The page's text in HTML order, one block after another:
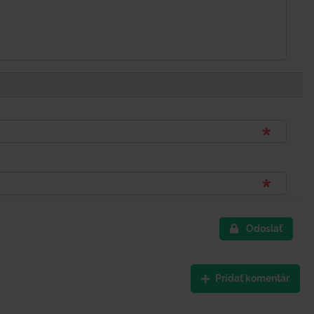
Odoslať
Pridať komentár